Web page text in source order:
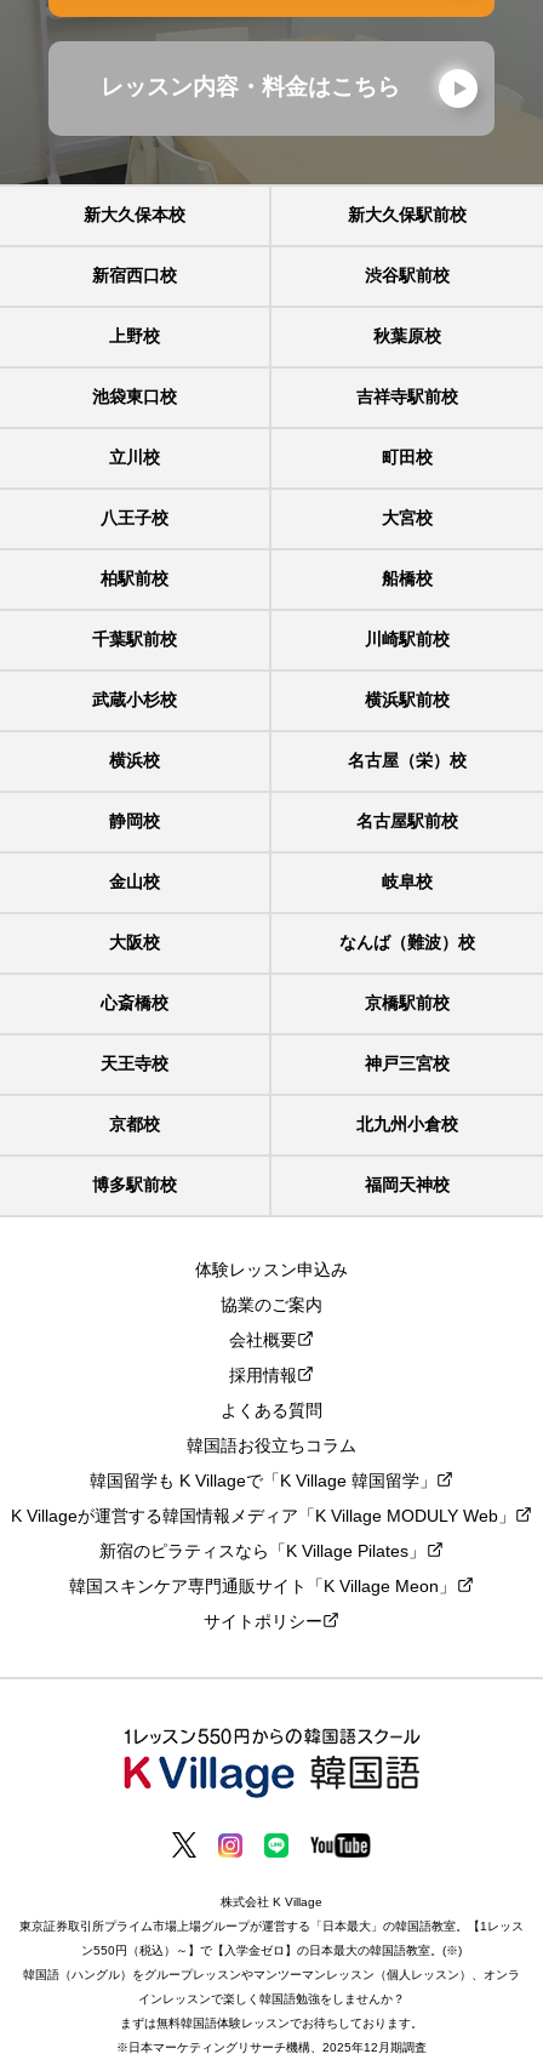
レッスン内容・料金はこちら
新大久保本校 新大久保駅前校
新宿西口校 渋谷駅前校
上野校 秋葉原校
池袋東口校 吉祥寺駅前校
立川校 町田校
八王子校 大宮校
柏駅前校 船橋校
千葉駅前校 川崎駅前校
武蔵小杉校 横浜駅前校
横浜校 名古屋（栄）校
静岡校 名古屋駅前校
金山校 岐阜校
大阪校 なんば（難波）校
心斎橋校 京橋駅前校
天王寺校 神戸三宮校
京都校 北九州小倉校
博多駅前校 福岡天神校
体験レッスン申込み
協業のご案内
会社概要
採用情報
よくある質問
韓国語お役立ちコラム
韓国留学も K Villageで「K Village 韓国留学」
K Villageが運営する韓国情報メディア「K Village MODULY Web」
新宿のピラティスなら「K Village Pilates」
韓国スキンケア専門通販サイト「K Village Meon」
サイトポリシー
株式会社 K Village
東京証券取引所プライム市場上場グループが運営する「日本最大」の韓国語教室。【1レッス
ン550円（税込）～】で【入学金ゼロ】の日本最大の韓国語教室。(※)
韓国語（ハングル）をグループレッスンやマンツーマンレッスン（個人レッスン）、オンラ
インレッスンで楽しく韓国語勉強をしませんか？
まずは無料韓国語体験レッスンでお待ちしております。
※日本マーケティングリサーチ機構、2025年12月期調査